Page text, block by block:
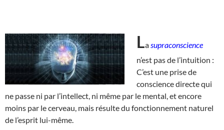
La supraconscience
n’est pas de l’intuition :
C’est une prise de
conscience directe qui
ne passe ni par l’intellect, ni même par le mental, et encore
moins par le cerveau, mais résulte du fonctionnement naturel
de l’esprit lui-même.